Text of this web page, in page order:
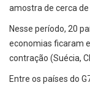
amostra de cerca
Nesse período, 20
economias ficaram
contração (Suécia,
Entre os países do